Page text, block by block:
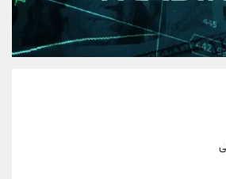
09304891085
@Armteam_admin_103